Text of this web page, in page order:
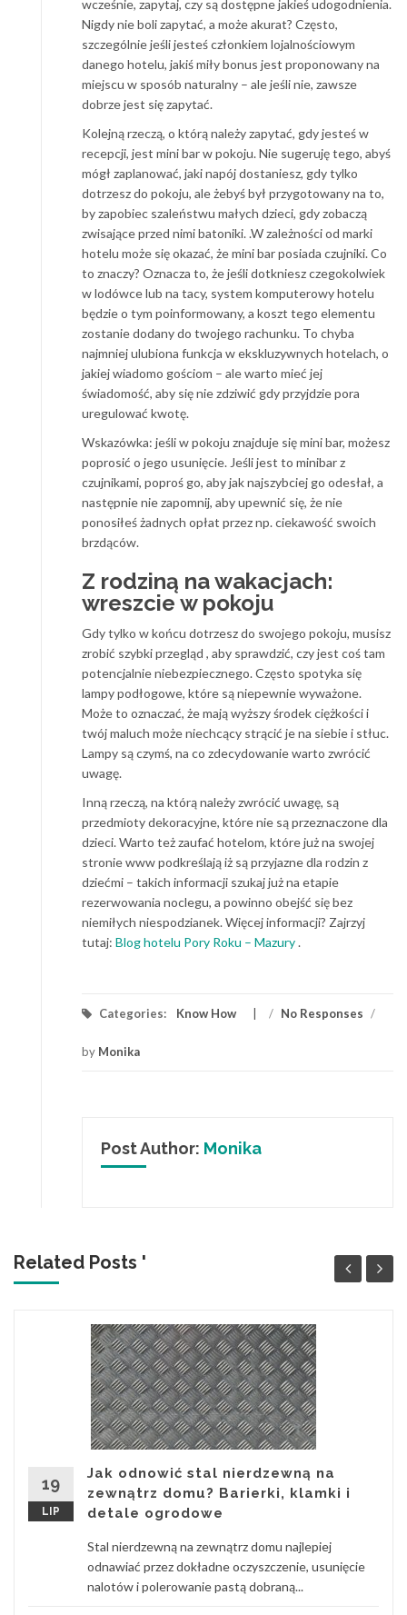
wcześnie, zapytaj, czy są dostępne jakieś udogodnienia.
Nigdy nie boli zapytać, a może akurat? Często,
szczególnie jeśli jesteś członkiem lojalnościowym
danego hotelu, jakiś miły bonus jest proponowany na
miejscu w sposób naturalny – ale jeśli nie, zawsze
dobrze jest się zapytać.
Kolejną rzeczą, o którą należy zapytać, gdy jesteś w
recepcji, jest mini bar w pokoju. Nie sugeruję tego, abyś
mógł zaplanować, jaki napój dostaniesz, gdy tylko
dotrzesz do pokoju, ale żebyś był przygotowany na to,
by zapobiec szaleństwu małych dzieci, gdy zobaczą
zwisające przed nimi batoniki. .W zależności od marki
hotelu może się okazać, że mini bar posiada czujniki. Co
to znaczy? Oznacza to, że jeśli dotkniesz czegokolwiek
w lodówce lub na tacy, system komputerowy hotelu
będzie o tym poinformowany, a koszt tego elementu
zostanie dodany do twojego rachunku. To chyba
najmniej ulubiona funkcja w ekskluzywnych hotelach, o
jakiej wiadomo gościom – ale warto mieć jej
świadomość, aby się nie zdziwić gdy przyjdzie pora
uregulować kwotę.
Wskazówka: jeśli w pokoju znajduje się mini bar, możesz
poprosić o jego usunięcie. Jeśli jest to minibar z
czujnikami, poproś go, aby jak najszybciej go odesłał, a
następnie nie zapomnij, aby upewnić się, że nie
ponosiłeś żadnych opłat przez np. ciekawość swoich
brzdąców.
Z rodziną na wakacjach:
wreszcie w pokoju
Gdy tylko w końcu dotrzesz do swojego pokoju, musisz
zrobić szybki przegląd , aby sprawdzić, czy jest coś tam
potencjalnie niebezpiecznego. Często spotyka się
lampy podłogowe, które są niepewnie wyważone.
Może to oznaczać, że mają wyższy środek ciężkości i
twój maluch może niechcący strącić je na siebie i stłuc.
Lampy są czymś, na co zdecydowanie warto zwrócić
uwagę.
Inną rzeczą, na którą należy zwrócić uwagę, są
przedmioty dekoracyjne, które nie są przeznaczone dla
dzieci. Warto też zaufać hotelom, które już na swojej
stronie www podkreślają iż są przyjazne dla rodzin z
dziećmi – takich informacji szukaj już na etapie
rezerwowania noclegu, a powinno obejść się bez
niemiłych niespodzianek. Więcej informacji? Zajrzyj
tutaj: Blog hotelu Pory Roku – Mazury.
Categories: Know How / No Responses /
by Monika
Post Author: Monika
Related Posts '
19
LIP
Jak odnowić stal nierdzewną na
zewnątrz domu? Barierki, klamki i
detale ogrodowe
Stal nierdzewną na zewnątrz domu najlepiej
odnawiać przez dokładne oczyszczenie, usunięcie
nalotów i polerowanie pastą dobraną...